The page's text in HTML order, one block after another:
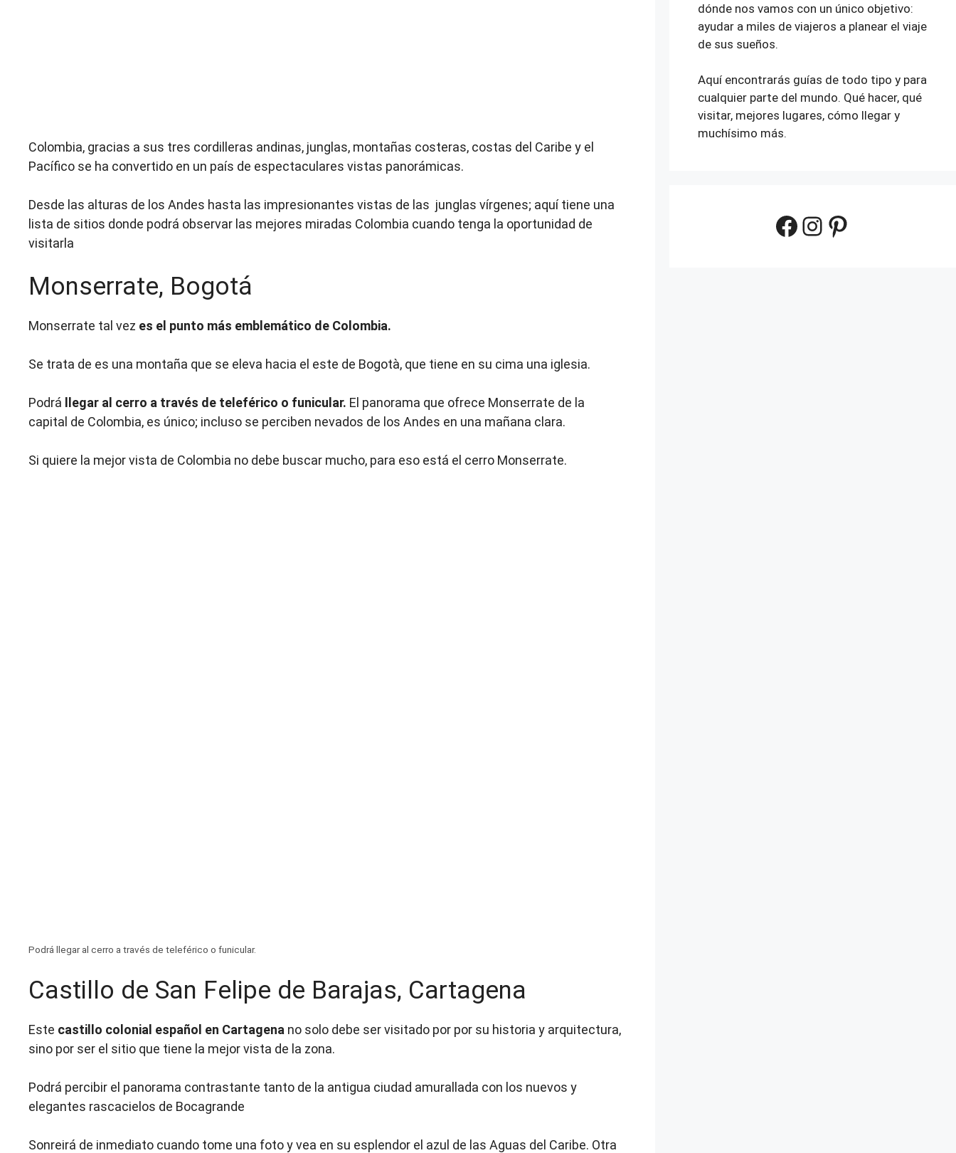
Colombia, gracias a sus tres cordilleras andinas, junglas, montañas costeras, costas del Caribe y el
Pacífico se ha convertido en un país de espectaculares vistas panorámicas.
Desde las alturas de los Andes hasta las impresionantes vistas de las junglas vírgenes; aquí tiene una
lista de sitios donde podrá observar las mejores miradas Colombia cuando tenga la oportunidad de
visitarla
Monserrate, Bogotá
Monserrate tal vez es el punto más emblemático de Colombia.
Se trata de es una montaña que se eleva hacia el este de Bogotà, que tiene en su cima una iglesia.
Podrá llegar al cerro a través de teleférico o funicular. El panorama que ofrece Monserrate de la
capital de Colombia, es único; incluso se perciben nevados de los Andes en una mañana clara.
Si quiere la mejor vista de Colombia no debe buscar mucho, para eso está el cerro Monserrate.
Podrá llegar al cerro a través de teleférico o funicular.
Castillo de San Felipe de Barajas, Cartagena
Este castillo colonial español en Cartagena no solo debe ser visitado por por su historia y arquitectura,
sino por ser el sitio que tiene la mejor vista de la zona.
Podrá percibir el panorama contrastante tanto de la antigua ciudad amurallada con los nuevos y
elegantes rascacielos de Bocagrande
Sonreirá de inmediato cuando tome una foto y vea en su esplendor el azul de las Aguas del Caribe. Otra
dónde nos vamos con un único objetivo:
ayudar a miles de viajeros a planear el viaje
de sus sueños.
Aquí encontrarás guías de todo tipo y para
cualquier parte del mundo. Qué hacer, qué
visitar, mejores lugares, cómo llegar y
muchísimo más.
Facebook
Instagram
Pinterest